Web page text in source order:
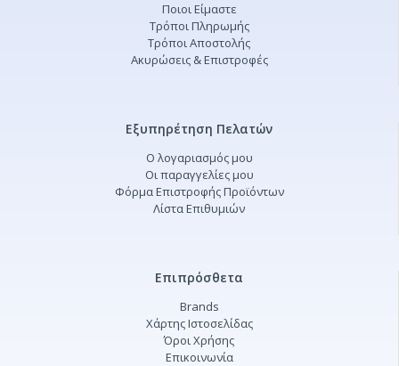
Ποιοι Είμαστε
Τρόποι Πληρωμής
Τρόποι Αποστολής
Ακυρώσεις & Επιστροφές
Εξυπηρέτηση Πελατών
Ο λογαριασμός μου
Οι παραγγελίες μου
Φόρμα Επιστροφής Προϊόντων
Λίστα Επιθυμιών
Επιπρόσθετα
Brands
Χάρτης Ιστοσελίδας
Όροι Χρήσης
Επικοινωνία